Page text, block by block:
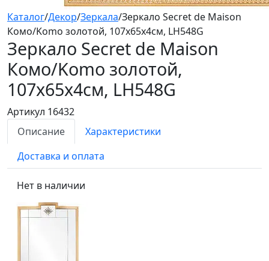
Каталог/Декор/Зеркала/Зеркало Secret de Maison
Комо/Komo золотой, 107x65х4см, LH548G
Зеркало Secret de Maison
Комо/Komo золотой,
107x65х4см, LH548G
Артикул 16432
Описание
Характеристики
Доставка и оплата
Нет в наличии